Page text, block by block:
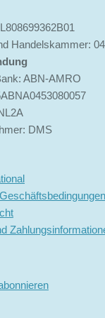
Handelskammer:
ABN-AMRO
DMS